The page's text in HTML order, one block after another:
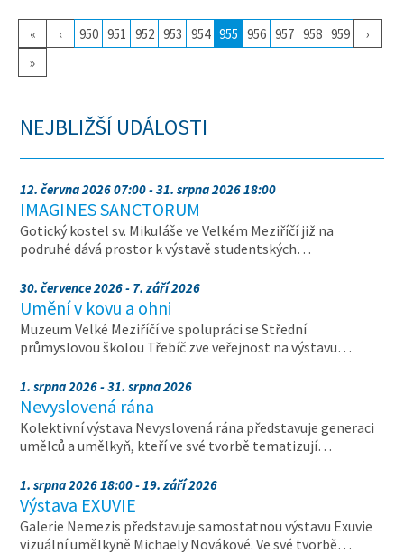
« ‹ 950 951 952 953 954 955 956 957 958 959
›
»
NEJBLIŽŠÍ UDÁLOSTI
12. června 2026 07:00 - 31. srpna 2026 18:00
IMAGINES SANCTORUM
Gotický kostel sv. Mikuláše ve Velkém Meziříčí již na
podruhé dává prostor k výstavě studentských…
30. července 2026 - 7. září 2026
Umění v kovu a ohni
Muzeum Velké Meziříčí ve spolupráci se Střední
průmyslovou školou Třebíč zve veřejnost na výstavu…
1. srpna 2026 - 31. srpna 2026
Nevyslovená rána
Kolektivní výstava Nevyslovená rána představuje generaci
umělců a umělkyň, kteří ve své tvorbě tematizují…
1. srpna 2026 18:00 - 19. září 2026
Výstava EXUVIE
Galerie Nemezis představuje samostatnou výstavu Exuvie
vizuální umělkyně Michaely Novákové. Ve své tvorbě…